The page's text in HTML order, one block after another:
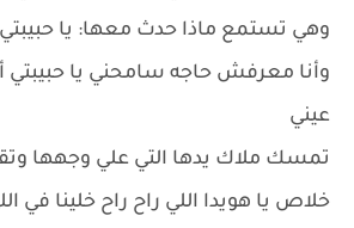
وهي تستمع ماذا حدث معها: يا
وأنا معرفش حاجه سامحني يا حبيبتي
عيني
تمسك ملاك يدها التي علي وجهها
خلاص يا هويدا اللي راح راح خلينا في